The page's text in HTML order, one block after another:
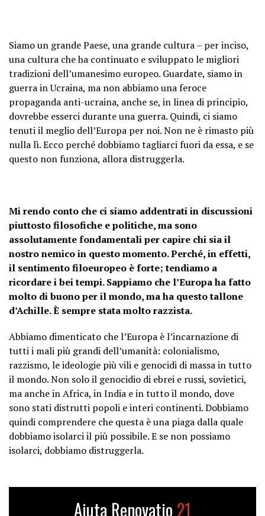
Siamo un grande Paese, una grande cultura – per inciso,
una cultura che ha continuato e sviluppato le migliori
tradizioni dell’umanesimo europeo. Guardate, siamo in
guerra in Ucraina, ma non abbiamo una feroce
propaganda anti-ucraina, anche se, in linea di principio,
dovrebbe esserci durante una guerra. Quindi, ci siamo
tenuti il ​​meglio dell’Europa per noi. Non ne è rimasto più
nulla lì. Ecco perché dobbiamo tagliarci fuori da essa, e se
questo non funziona, allora distruggerla.
Mi rendo conto che ci siamo addentrati in discussioni
piuttosto filosofiche e politiche, ma sono
assolutamente fondamentali per capire chi sia il
nostro nemico in questo momento. Perché, in effetti,
il sentimento filoeuropeo è forte; tendiamo a
ricordare i bei tempi. Sappiamo che l’Europa ha fatto
molto di buono per il mondo, ma ha questo tallone
d’Achille. È sempre stata molto razzista.
Abbiamo dimenticato che l’Europa è l’incarnazione di
tutti i mali più grandi dell’umanità: colonialismo,
razzismo, le ideologie più vili e genocidi di massa in tutto
il mondo. Non solo il genocidio di ebrei e russi, sovietici,
ma anche in Africa, in India e in tutto il mondo, dove
sono stati distrutti popoli e interi continenti. Dobbiamo
quindi comprendere che questa è una piaga dalla quale
dobbiamo isolarci il più possibile. E se non possiamo
isolarci, dobbiamo distruggerla.
Aiuta Renovatio 21